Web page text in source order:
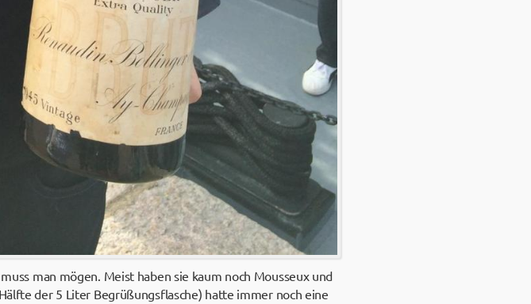
man mögen. Meist haben sie kaum noch Mousseux und
der 5 Liter Begrüßungsflasche) hatte immer noch eine